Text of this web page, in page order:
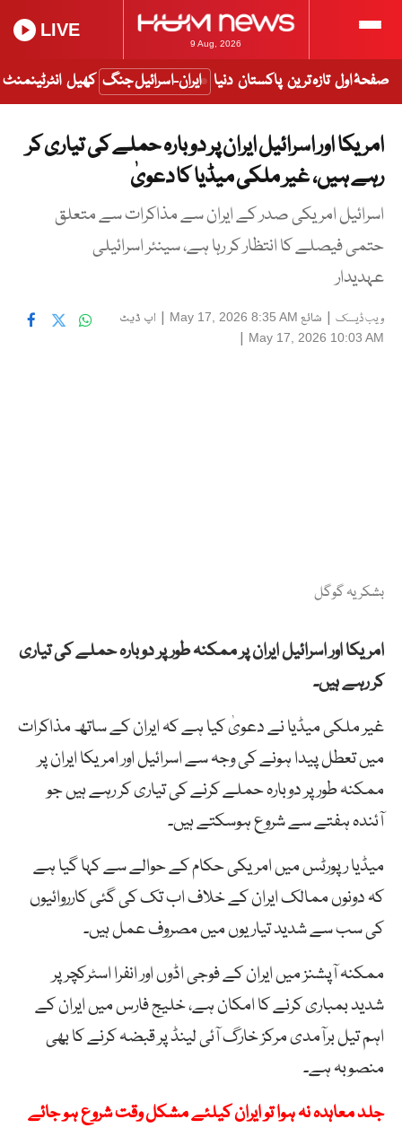
9 Aug, 2026
LIVE
صفحۂ اول تازہ ترین پاکستان دنیا ایران-اسرائیل جنگ کھیل انٹرٹینمنٹ
امریکا اور اسرائیل ایران پر دوبارہ حملے کی تیاری کر
رہے ہیں، غیر ملکی میڈیا کا دعویٰ
اسرائیل امریکی صدر کے ایران سے مذاکرات سے متعلق
حتمی فیصلے کا انتظار کر رہا ہے، سینئر اسرائیلی
عہدیدار
ویب ڈیسک | شائع May 17, 2026 8:35 AM
| اپ ڈیٹ
May 17, 2026 10:03 AM
|
بشکریہ گوگل
امریکا اور اسرائیل ایران پر ممکنہ طور پر دوبارہ حملے کی تیاری
کر رہے ہیں۔
غیر ملکی میڈیا نے دعویٰ کیا ہے کہ ایران کے ساتھ مذاکرات
میں تعطل پیدا ہونے کی وجہ سے اسرائیل اور امریکا ایران پر
ممکنہ طور پر دوبارہ حملے کرنے کی تیاری کر رہے ہیں جو
آئندہ ہفتے سے شروع ہوسکتے ہیں۔
میڈیا رپورٹس میں امریکی حکام کے حوالے سے کہا گیا ہے
کہ دونوں ممالک ایران کے خلاف اب تک کی گئی کارروائیوں
کی سب سے شدید تیاریوں میں مصروف عمل ہیں۔
ممکنہ آپشنز میں ایران کے فوجی اڈوں اور انفرا اسٹرکچر پر
شدید بمباری کرنے کا امکان ہے، خلیج فارس میں ایران کے
اہم تیل برآمدی مرکز خارگ آئی لینڈ پر قبضہ کرنے کا بھی
منصوبہ ہے۔
جلد معاہدہ نہ ہوا تو ایران کیلئے مشکل وقت شروع ہو جائے